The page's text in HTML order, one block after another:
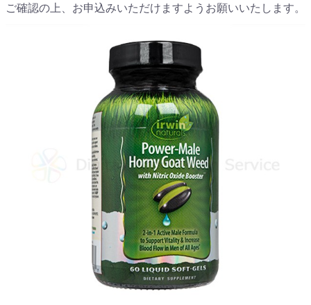
ご確認の上、お申込みいただけますようお願いいたします。